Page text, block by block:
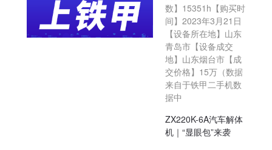
数】15351h【购买时
间】2023年3月21日
【设备所在地】山东
青岛市【设备成交
地】山东烟台市【成
交价格】15万（数据
来自于铁甲二手机数
据中
ZX220K-6A汽车解体
机｜“显眼包”来袭